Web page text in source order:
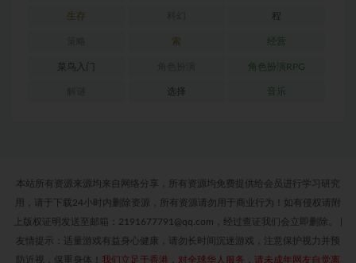
生存 程
索 经营
菜鸟入门 角色扮演RPG
选择 音乐
本站所有资源来源均来自网络分享，所有资源均免费提供给会员进行学习研究
用，请于下载24小时内删除资源，所有资源请勿用于商业行为！如有侵权请附
上版权证明发送至邮箱：2191677791@qq.com，经过查证我们会立即删除。
友情提示：适量游戏有益身心健康，请勿长时间沉迷游戏，注意保护视力并预
防近视，保重身体！ 我们立足于香港，对全球华人服务，请未成年网友自觉离